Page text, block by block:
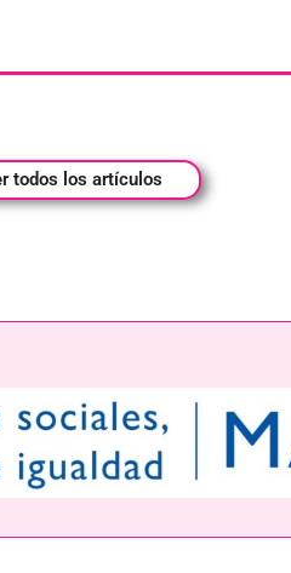
todos los artículos